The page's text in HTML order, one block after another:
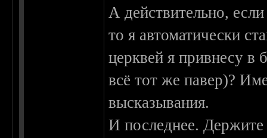
А действительно,
то я автоматически
церквей я привнесу в
всё тот же павер)?
высказывания.
И последнее.